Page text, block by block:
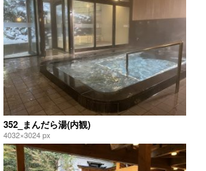
352_まんだら湯(内観)
4032×3024 px